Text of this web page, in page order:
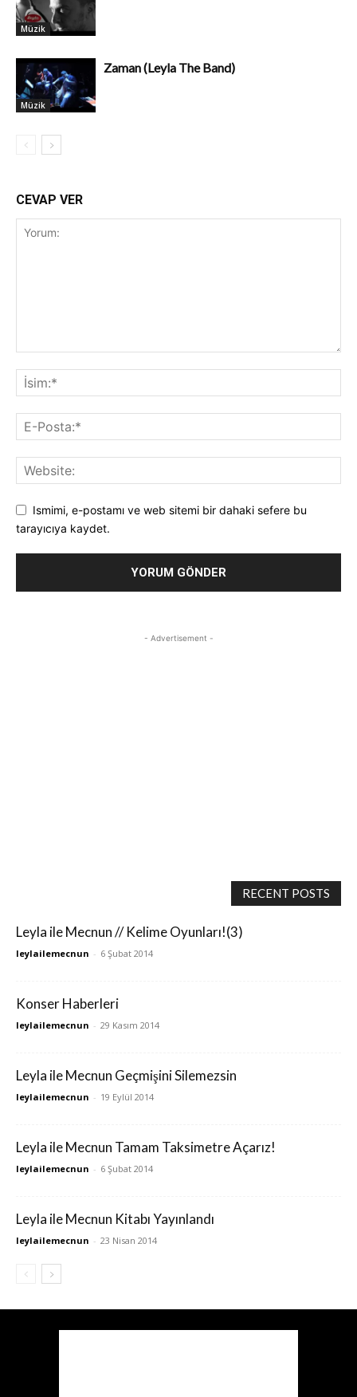
Müzik
Müzik
Zaman (Leyla The Band)
CEVAP VER
Ismimi, e-postamı ve web sitemi bir dahaki sefere bu
tarayıcıya kaydet.
- Advertisement -
RECENT POSTS
Leyla ile Mecnun // Kelime Oyunları!(3)
leylailemecnun - 6 Şubat 2014
Konser Haberleri
leylailemecnun - 29 Kasım 2014
Leyla ile Mecnun Geçmişini Silemezsin
leylailemecnun - 19 Eylül 2014
Leyla ile Mecnun Tamam Taksimetre Açarız!
leylailemecnun - 6 Şubat 2014
Leyla ile Mecnun Kitabı Yayınlandı
leylailemecnun - 23 Nisan 2014